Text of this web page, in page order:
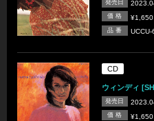
発売日
価 格 ¥1,650
品 番
CD
ウィンディ
発売日
価 格 ¥1,650